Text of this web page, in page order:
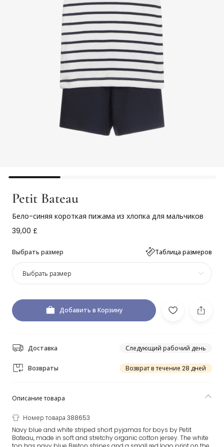
Petit Bateau
Бело-синяя короткая пижама из хлопка для мальчиков
39,00 £
Выбрать размер Таблица размеров
Выбрать размер
Добавить в Корзину
Доставка Следующий рабочий день
Возвраты Возврат в течение 28 дней
Описание товара
Номер товара 388653
Navy blue and white striped short pyjamas for boys by Petit
Bateau, made in soft and stretchy organic cotton jersey. The white